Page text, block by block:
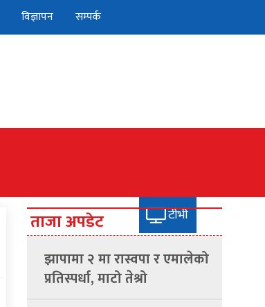
विज्ञापन सम्पर्क
फरक गफ टीभी
ताजा अपडेट
झापामा २ मा रास्वपा र एमालेको
प्रतिस्पर्धा, माटो तेश्रो